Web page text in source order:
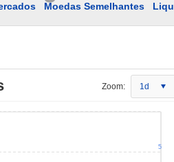
Moedas Semelhantes
Zoom: 1d
5